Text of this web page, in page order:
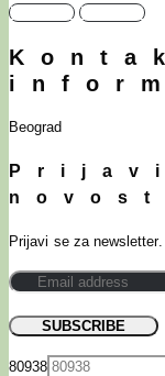
Facebook Instagram
Beograd
Prijavi se za
80938